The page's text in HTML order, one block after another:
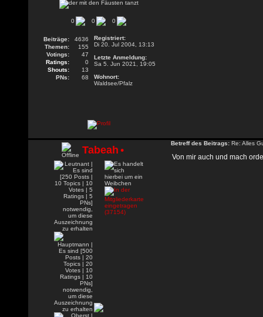
0 0 0
Beiträge:
4636
Themen:
155
Votings:
47
Ratings:
0
Shouts:
13
PNs:
68
Registriert:
Di 20. Jul 2004, 13:13
Letzte Anmeldung:
Sa 5. Jun 2021, 19:05
Wohnort:
Waldsee/Pfalz
Tabeah •
Betreff des Beitrags: Re: Alles
Von mir auch und mach